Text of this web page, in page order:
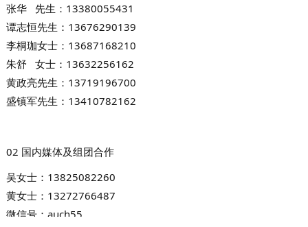
张华 先生：13380055431
谭志恒先生：13676290139
李桐珈女士：13687168210
朱舒 女士：13632256162
黄政亮先生：13719196700
盛镇军先生：13410782162
02 国内媒体及组团合作
吴女士： 13825082260
黄女士： 13272766487
微信号： auch55